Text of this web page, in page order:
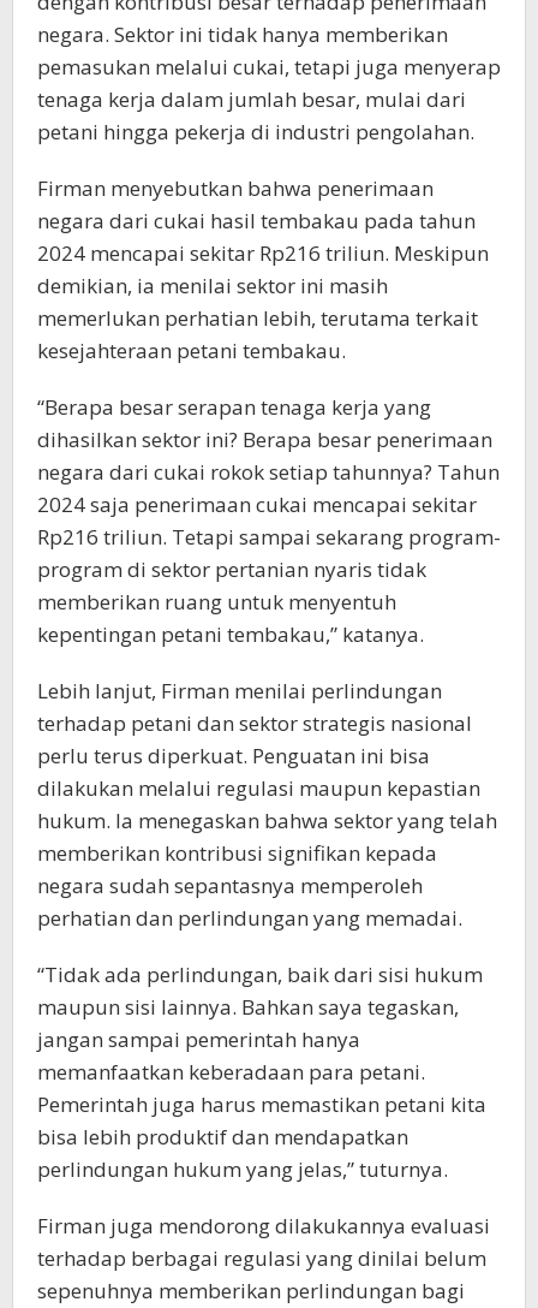
negara. Sektor ini tidak hanya memberikan
pemasukan melalui cukai, tetapi juga menyerap
tenaga kerja dalam jumlah besar, mulai dari
petani hingga pekerja di industri pengolahan.
Firman menyebutkan bahwa penerimaan
negara dari cukai hasil tembakau pada tahun
2024 mencapai sekitar Rp216 triliun. Meskipun
demikian, ia menilai sektor ini masih
memerlukan perhatian lebih, terutama terkait
kesejahteraan petani tembakau.
“Berapa besar serapan tenaga kerja yang
dihasilkan sektor ini? Berapa besar penerimaan
negara dari cukai rokok setiap tahunnya? Tahun
2024 saja penerimaan cukai mencapai sekitar
Rp216 triliun. Tetapi sampai sekarang program-
program di sektor pertanian nyaris tidak
memberikan ruang untuk menyentuh
kepentingan petani tembakau,” katanya.
Lebih lanjut, Firman menilai perlindungan
terhadap petani dan sektor strategis nasional
perlu terus diperkuat. Penguatan ini bisa
dilakukan melalui regulasi maupun kepastian
hukum. Ia menegaskan bahwa sektor yang telah
memberikan kontribusi signifikan kepada
negara sudah sepantasnya memperoleh
perhatian dan perlindungan yang memadai.
“Tidak ada perlindungan, baik dari sisi hukum
maupun sisi lainnya. Bahkan saya tegaskan,
jangan sampai pemerintah hanya
memanfaatkan keberadaan para petani.
Pemerintah juga harus memastikan petani kita
bisa lebih produktif dan mendapatkan
perlindungan hukum yang jelas,” tuturnya.
Firman juga mendorong dilakukannya evaluasi
terhadap berbagai regulasi yang dinilai belum
sepenuhnya memberikan perlindungan bagi